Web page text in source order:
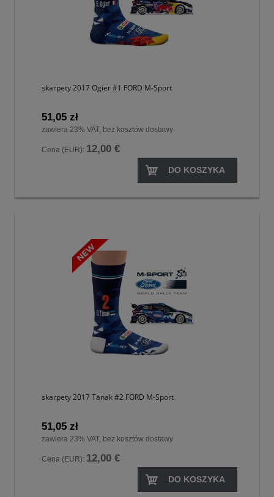
skarpety 2017 Ogier #1 FORD M-Sport
51,05 zł
zawiera 23% VAT, bez kosztów dostawy
Cena (EUR): 12,00 €
DO KOSZYKA
skarpety 2017 Tänak #2 FORD M-Sport
51,05 zł
zawiera 23% VAT, bez kosztów dostawy
Cena (EUR): 12,00 €
DO KOSZYKA